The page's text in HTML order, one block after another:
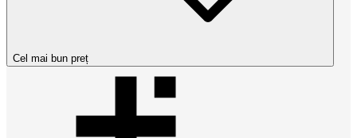
Cel mai bun preț